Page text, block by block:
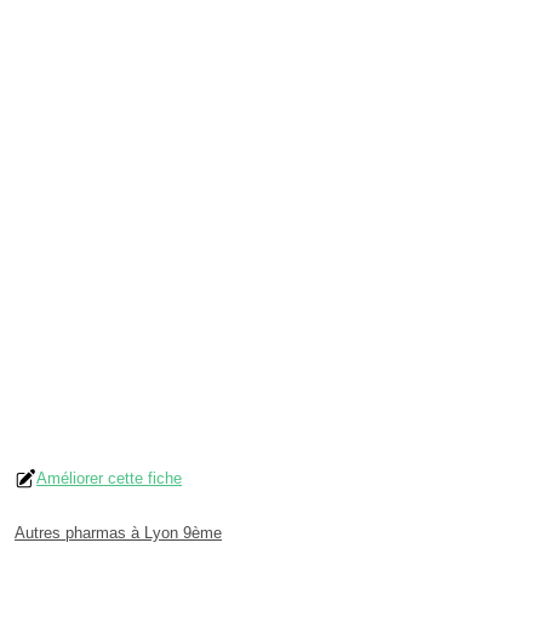
Améliorer cette fiche
Autres pharmas à Lyon 9ème